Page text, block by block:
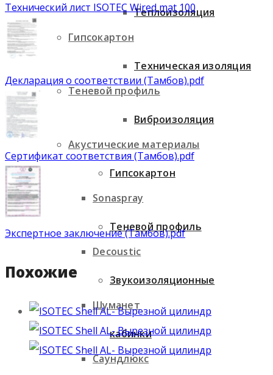
Гипсокартон
Теневой профиль
Акустические материалы
Sonaspray
Decoustic
Шуманет
Саундлюкс
Теплоизоляция
Техническая изоляция
Виброизоляция
Гипсокартон
Теневой профиль
Звукоизоляционные
кабинки
Технический лист ISOTEC Wired mat 100
Декларация о соответствии (Тамбов).pdf
Сертификат соответствия (Тамбов).pdf
Экспертное заключение (Тамбов).pdf
Похожие